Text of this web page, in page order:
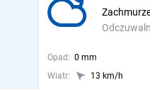
Opad: 0 mm
Wiatr:
13 km/h